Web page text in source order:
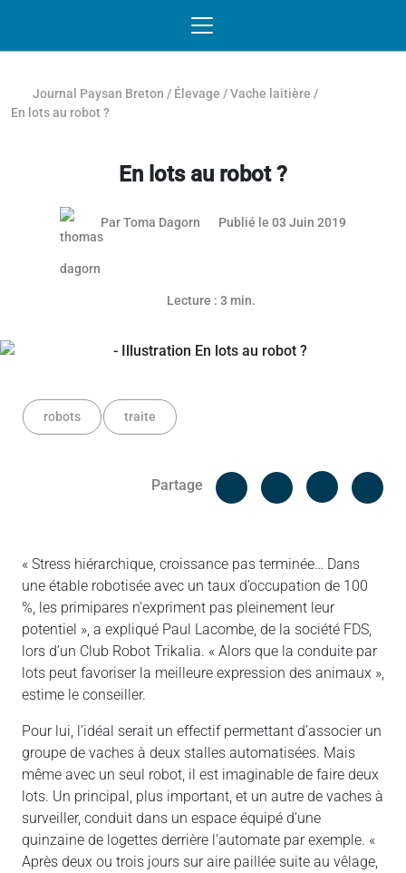
Journal Paysan Breton / Élevage /Vache laitière /
En lots au robot ?
En lots au robot ?
ParToma Dagorn Publié le 03 Juin 2019
Lecture : 3 min.
robots traite
Partage
Facebook
« Stress hiérarchique, croissance pas terminée… Dans
une étable robotisée avec un taux d’occupation de 100
%, les primipares n’expriment pas pleinement leur
potentiel », a expliqué Paul Lacombe, de la société FDS,
lors d’un Club Robot Trikalia. « Alors que la conduite par
lots peut favoriser la meilleure expression des animaux »,
estime le conseiller.
Pour lui, l’idéal serait un effectif permettant d’associer un
groupe de vaches à deux stalles automatisées. Mais
même avec un seul robot, il est imaginable de faire deux
lots. Un principal, plus important, et un autre de vaches à
surveiller, conduit dans un espace équipé d’une
quinzaine de logettes derrière l’automate par exemple. «
Après deux ou trois jours sur aire paillée suite au vêlage,